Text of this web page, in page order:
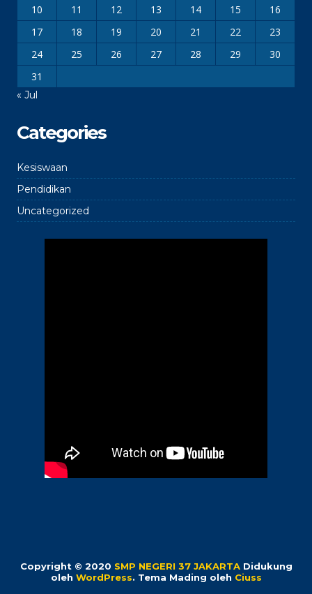
10
11 12 13 14 15
16
17
18 19 20 21 22
23
24
25 26 27 28 29
30
31
« Jul
Categories
Kesiswaan
Pendidikan
Uncategorized
Copyright © 2020 SMP NEGERI 37 JAKARTADidukung
oleh WordPress. Tema Mading oleh Ciuss